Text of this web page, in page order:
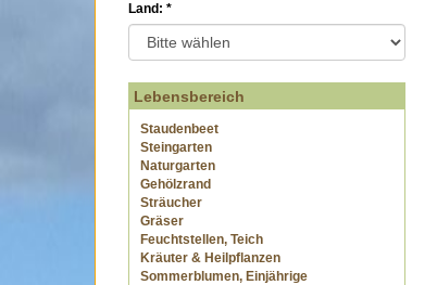
Land: *
Lebensbereich
Staudenbeet
Steingarten
Naturgarten
Gehölzrand
Sträucher
Gräser
Feuchtstellen, Teich
Kräuter & Heilpflanzen
Sommerblumen, Einjährige